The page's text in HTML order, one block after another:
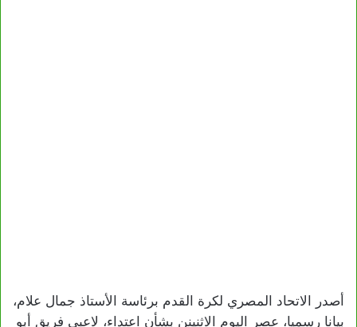
أصدر الاتحاد المصري لكرة القدم برئاسة الأستاذ جمال علام،
بيانا رسميا، عصر اليوم الاثنينن بشأن اعتداء، لاعبي فريق أبو